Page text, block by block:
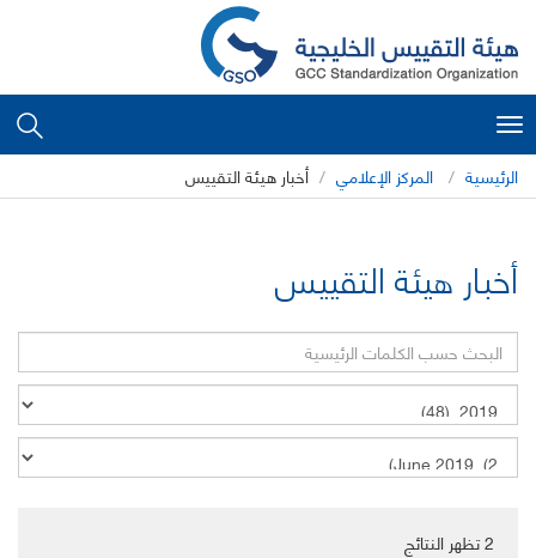
Toggle
navigation
الرئيسية المركز الإعلامي أخبار هيئة التقييس
أخبار هيئة التقييس
2تظهر النتائج